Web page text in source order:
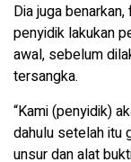
Dia juga
penyidik lakukan
awal, sebelum
tersangka.
“Kami (penyidik)
dahulu setelah itu
unsur dan alat